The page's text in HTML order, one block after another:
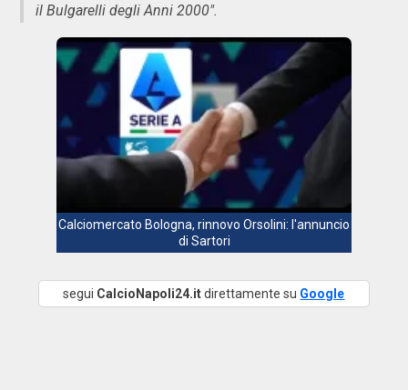
il Bulgarelli degli Anni 2000".
Calciomercato Bologna, rinnovo Orsolini: l'annuncio
di Sartori
segui CalcioNapoli24.itdirettamente su Google